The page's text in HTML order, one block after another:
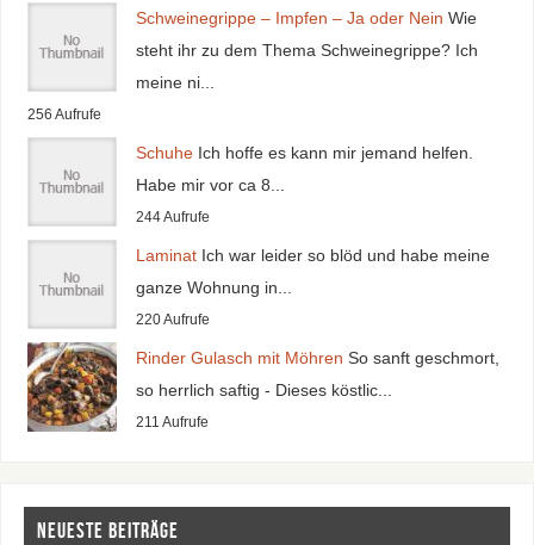
Schweinegrippe – Impfen – Ja oder Nein Wie
steht ihr zu dem Thema Schweinegrippe? Ich
meine ni...
256 Aufrufe
Schuhe Ich hoffe es kann mir jemand helfen.
Habe mir vor ca 8...
244 Aufrufe
Laminat Ich war leider so blöd und habe meine
ganze Wohnung in...
220 Aufrufe
Rinder Gulasch mit Möhren So sanft geschmort,
so herrlich saftig - Dieses köstlic...
211 Aufrufe
Neueste Beiträge